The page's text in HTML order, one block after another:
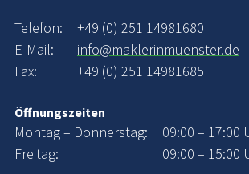
Telefon:
+49 (0) 251 14981680
E-Mail:
info@maklerinmuenster.de
Fax:
+49 (0) 251 14981685
Öffnungszeiten
Montag – Donnerstag:
09:00 – 17:00
Freitag:
09:00 – 15:00